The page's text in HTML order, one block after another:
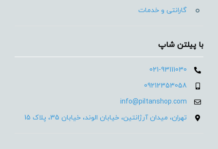
گارانتی و خدمات
با پیلتن شاپ
021-93111030
09212353058
info@piltanshop.com
تهران، میدان آرژانتین، خیابان الوند، خیابان 35، پلاک 15